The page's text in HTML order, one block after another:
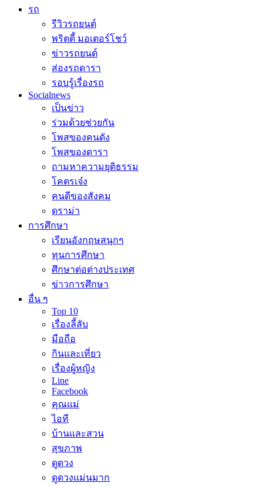
รถ
รีวิวรถยนต์
พริตตี้ มอเตอร์โชว์
ข่าวรถยนต์
ส่องรถดารา
รอบรู้เรื่องรถ
Socialnews
เป็นข่าว
ร่วมด้วยช่วยกัน
โพสของคนดัง
โพสของดารา
ถามหาความยุติธรรม
โคตรเจ๋ง
คนดีของสังคม
ดราม่า
การศึกษา
เรียนอังกฤษสนุกๆ
ทุนการศึกษา
ศึกษาต่อต่างประเทศ
ข่าวการศึกษา
อื่น ๆ
Top 10
เรื่องลี้ลับ
มือถือ
กินและเที่ยว
เรื่องผู้หญิง
Line
Facebook
คุณแม่
ไอที
บ้านและสวน
สุขภาพ
ดูดวง
ดูดวงแม่นมาก